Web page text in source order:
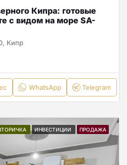
Кипра: готовые
с видом на море SA-
Кипр
WhatsApp Telegram
ИНВЕСТИЦИИ ПРОДАЖА